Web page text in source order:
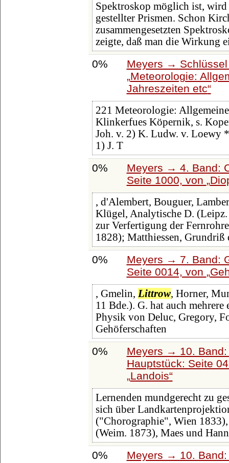
Spektroskop möglich ist,
gestellter Prismen. Schon
zusammengesetzten
zeigte, daß man die Wirkung
0%
Meyers →
Meteorologie:
Jahreszeiten etc
221 Meteorologie:
Klinkerfues Köpernik, s.
Joh. v. 2) K. Ludw. v. Loewy
1) J. T
0%
Meyers → 4. Band:
Seite 1000, von
, d'Alembert, Bouguer,
Klügel, Analytische D.
zur Verfertigung der
1828); Matthiessen, Grundriß
0%
Meyers → 7. Band:
Seite 0014, von
, Gmelin, Littrow, Horner,
11 Bde.). G. hat auch
Physik von Deluc, Gregory,
Gehöferschaften
0%
Meyers → 10.
Hauptstück: Seite
Landois
Lernenden mundgerecht zu
sich über
("Chorographie", Wien
(Weim. 1873), Maes und
0%
Meyers → 10.